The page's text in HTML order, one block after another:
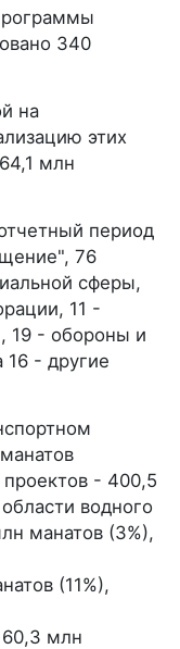
340
на
этих
млн
период
76
сферы,
11 -
19 - обороны и
16 - другие
- 400,5
водного
манатов (3%),
(11%),
60,3 млн